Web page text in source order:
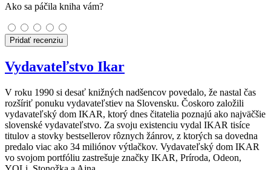
Ako sa páčila kniha vám?
Pridať recenziu
Vydavateľstvo Ikar
V roku 1990 si desať knižných nadšencov povedalo, že nastal čas
rozšíriť ponuku vydavateľstiev na Slovensku. Čoskoro založili
vydavateľský dom IKAR, ktorý dnes čitatelia poznajú ako najväčšie
slovenské vydavateľstvo. Za svoju existenciu vydal IKAR tisíce
titulov a stovky bestsellerov rôznych žánrov, z ktorých sa dovedna
predalo viac ako 34 miliónov výtlačkov. Vydavateľský dom IKAR
vo svojom portfóliu zastrešuje značky IKAR, Príroda, Odeon,